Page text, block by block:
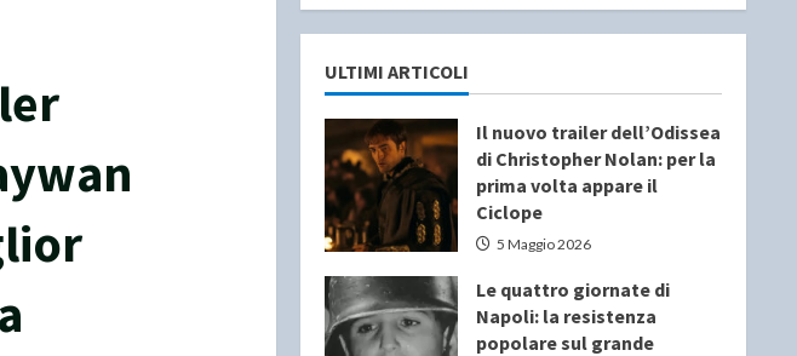
ULTIMI ARTICOLI
Il nuovo trailer dell’Odissea
di Christopher Nolan: per la
prima volta appare il
Ciclope
5 Maggio 2026
Le quattro giornate di
Napoli: la resistenza
popolare sul grande